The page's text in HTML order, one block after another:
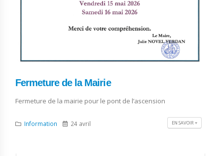
Fermeture de la Mairie
Fermeture de la mairie pour le pont de l’ascension
Information 24 avril EN SAVOIR +